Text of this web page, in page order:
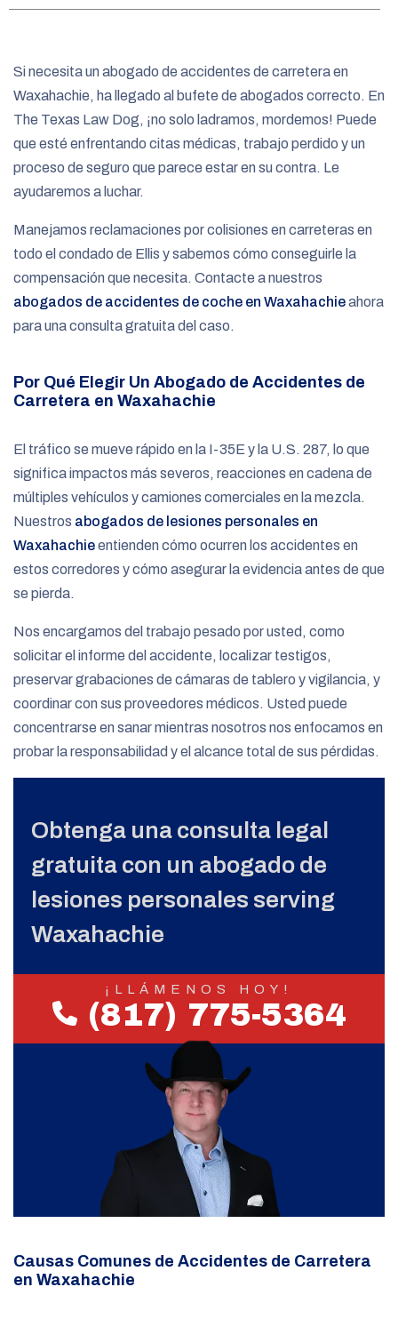
e
Si necesita un abogado de accidentes de carretera en
Waxahachie, ha llegado al bufete de abogados correcto. En
The Texas Law Dog, ¡no solo ladramos, mordemos! Puede
que esté enfrentando citas médicas, trabajo perdido y un
proceso de seguro que parece estar en su contra. Le
ayudaremos a luchar.
Manejamos reclamaciones por colisiones en carreteras en
todo el condado de Ellis y sabemos cómo conseguirle la
compensación que necesita. Contacte a nuestros
abogados de accidentes de coche en Waxahachieahora
para una consulta gratuita del caso.
Por Qué Elegir Un Abogado de Accidentes de
Carretera en Waxahachie
El tráfico se mueve rápido en la I-35E y la U.S. 287, lo que
significa impactos más severos, reacciones en cadena de
múltiples vehículos y camiones comerciales en la mezcla.
Nuestros abogados de lesiones personales en
Waxahachieentienden cómo ocurren los accidentes en
estos corredores y cómo asegurar la evidencia antes de que
se pierda.
Nos encargamos del trabajo pesado por usted, como
solicitar el informe del accidente, localizar testigos,
preservar grabaciones de cámaras de tablero y vigilancia, y
coordinar con sus proveedores médicos. Usted puede
concentrarse en sanar mientras nosotros nos enfocamos en
probar la responsabilidad y el alcance total de sus pérdidas.
Obtenga una consulta legal
gratuita con un abogado de
lesiones personales serving
Waxahachie
¡LLÁMENOS HOY!
(817) 775-5364
Causas Comunes de Accidentes de Carretera
en Waxahachie